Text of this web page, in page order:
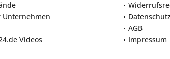
Unternehmen
Videos
AGB
Impressum